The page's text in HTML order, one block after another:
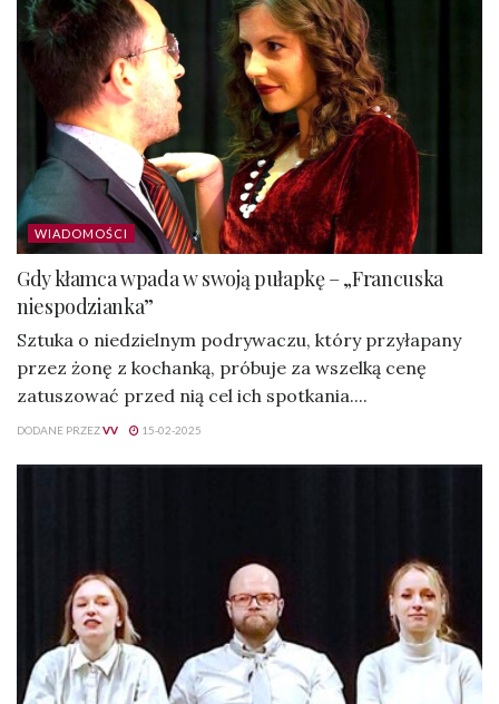
WIADOMOŚCI
Gdy kłamca wpada w swoją pułapkę – „Francuska
niespodzianka”
Sztuka o niedzielnym podrywaczu, który przyłapany
przez żonę z kochanką, próbuje za wszelką cenę
zatuszować przed nią cel ich spotkania....
DODANE PRZEZVV 15-02-2025